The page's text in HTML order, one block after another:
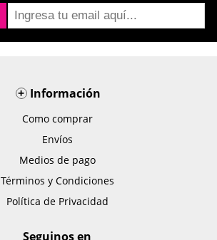
+Información
Como comprar
Envíos
Medios de pago
Términos y Condiciones
Política de Privacidad
Seguinos en